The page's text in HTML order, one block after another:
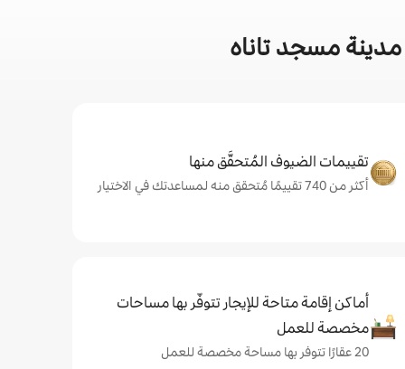
مسجد تاناه
تقييمات الضيوف المُتحقَّق منها
أكثر من 740 تقييمًا مُتحقق منه لمساعدتك في الاختيار
أماكن إقامة متاحة للإيجار تتوفّر بها مساحات
مخصصة للعمل
20 عقارًا تتوفر بها مساحة مخصصة للعمل